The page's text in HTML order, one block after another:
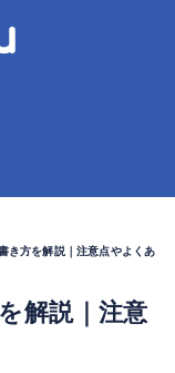
き方を解説｜注意点やよくあ
解説｜注意